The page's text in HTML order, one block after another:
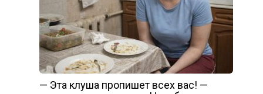
— Эта клуша пропишет всех вас! —